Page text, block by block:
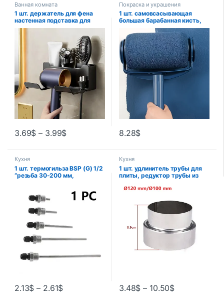
Ванная комната
1 шт. держатель для фена
настенная подставка для
выпрямления фена
органайзер коробка
пластиковая подставка для
фена органайзер для ванной
3.69$ – 3.99$
Покраска и украшения
1 шт. самовсасывающая
большая барабанная кисть,
искусственная, латексная
краска, Настенная кисть
8.28$
Кухня
1 шт. термогильза BSP (G) 1/2
“резьба 30-200 мм,
защита термометра для
бытового обогревателя,
сменное оборудование
2.13$ – 2.61$
Кухня
1 шт. удлинитель трубы для
плиты, редуктор трубы из
редуктор трубы для
60/70/80/90/100/110/120 мм
3.48$ – 10.50$